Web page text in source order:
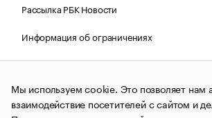
Рассылка РБК Новости
Информация об ограничениях
Правовая информация
О соблюдении
© АО «РОСБИЗНЕСКОНСАЛТИНГ»,
и материалы информационного агентства
(зарегистрировано Федеральной службой
Мы используем cookie. Это позволяет нам
взаимодействие посетителей с сайтом и